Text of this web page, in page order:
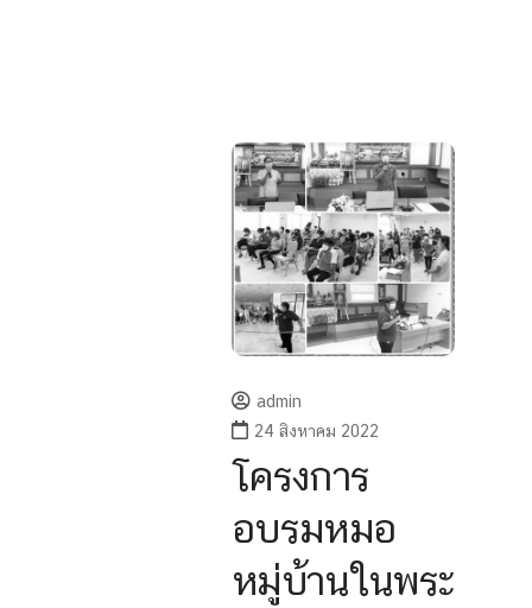
admin
24 สิงหาคม 2022
โครงการ
อบรมหมอ
หมู่บ้านในพระ